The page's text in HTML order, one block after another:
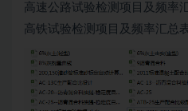
高速公路试验检测项目及频率
高铁试验检测项目及频率汇总